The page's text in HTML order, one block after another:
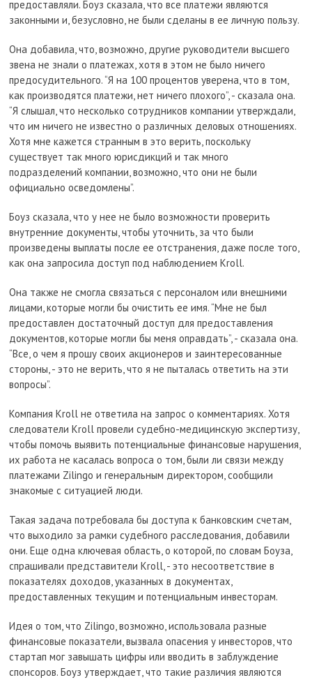
предоставляли. Боуз сказала, что все платежи являются
законными и, безусловно, не были сделаны в ее личную пользу.
Она добавила, что, возможно, другие руководители высшего
звена не знали о платежах, хотя в этом не было ничего
предосудительного. “Я на 100 процентов уверена, что в том,
как производятся платежи, нет ничего плохого”, - сказала она.
“Я слышал, что несколько сотрудников компании утверждали,
что им ничего не известно о различных деловых отношениях.
Хотя мне кажется странным в это верить, поскольку
существует так много юрисдикций и так много
подразделений компании, возможно, что они не были
официально осведомлены”.
Боуз сказала, что у нее не было возможности проверить
внутренние документы, чтобы уточнить, за что были
произведены выплаты после ее отстранения, даже после того,
как она запросила доступ под наблюдением Kroll.
Она также не смогла связаться с персоналом или внешними
лицами, которые могли бы очистить ее имя. “Мне не был
предоставлен достаточный доступ для предоставления
документов, которые могли бы меня оправдать”, - сказала она.
“Все, о чем я прошу своих акционеров и заинтересованные
стороны, - это не верить, что я не пыталась ответить на эти
вопросы”.
Компания Kroll не ответила на запрос о комментариях. Хотя
следователи Kroll провели судебно-медицинскую экспертизу,
чтобы помочь выявить потенциальные финансовые нарушения,
их работа не касалась вопроса о том, были ли связи между
платежами Zilingo и генеральным директором, сообщили
знакомые с ситуацией люди.
Такая задача потребовала бы доступа к банковским счетам,
что выходило за рамки судебного расследования, добавили
они. Еще одна ключевая область, о которой, по словам Боуза,
спрашивали представители Kroll, - это несоответствие в
показателях доходов, указанных в документах,
предоставленных текущим и потенциальным инвесторам.
Идея о том, что Zilingo, возможно, использовала разные
финансовые показатели, вызвала опасения у инвесторов, что
стартап мог завышать цифры или вводить в заблуждение
спонсоров. Боуз утверждает, что такие различия являются